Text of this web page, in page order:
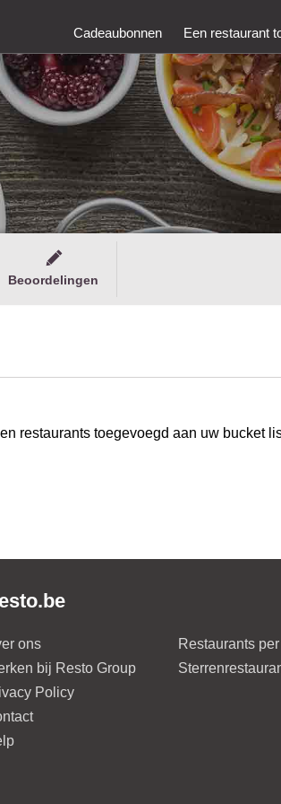
Cadeaubonnen Een restaurant
Beoordelingen
restaurants toegevoegd aan uw bucket
ons
bij Resto Group
Policy
Restaurants per